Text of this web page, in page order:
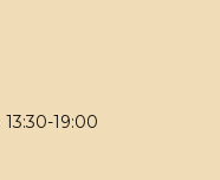
13:30-19:00